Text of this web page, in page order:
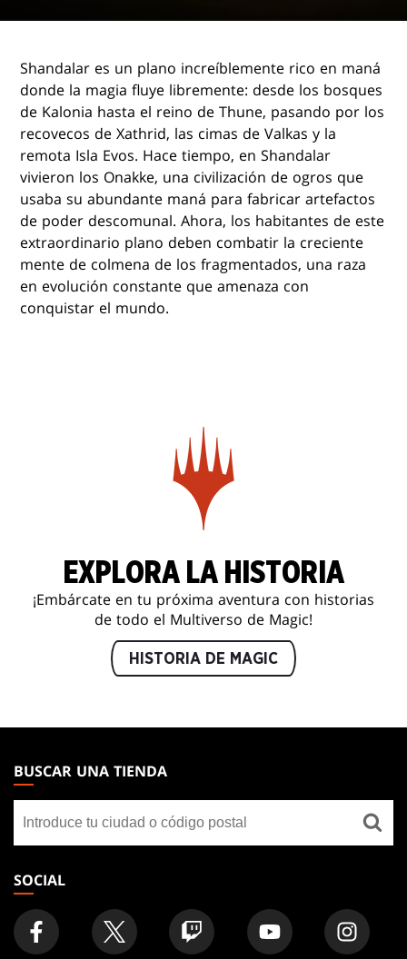
Shandalar es un plano increíblemente rico en maná
donde la magia fluye libremente: desde los bosques
de Kalonia hasta el reino de Thune, pasando por los
recovecos de Xathrid, las cimas de Valkas y la
remota Isla Evos. Hace tiempo, en Shandalar
vivieron los Onakke, una civilización de ogros que
usaba su abundante maná para fabricar artefactos
de poder descomunal. Ahora, los habitantes de este
extraordinario plano deben combatir la creciente
mente de colmena de los fragmentados, una raza
en evolución constante que amenaza con
conquistar el mundo.
EXPLORA LA HISTORIA
¡Embárcate en tu próxima aventura con historias
de todo el Multiverso de Magic!
HISTORIA DE MAGIC
THE
GATHERING
FOOTER
BUSCAR UNA TIENDA
una
tienda
SOCIAL